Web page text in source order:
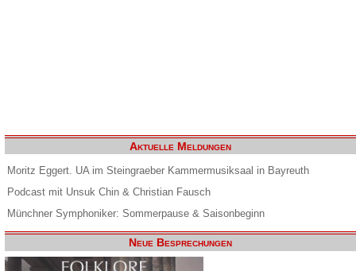
Aktuelle Meldungen
Moritz Eggert. UA im Steingraeber Kammermusiksaal in Bayreuth
Podcast mit Unsuk Chin & Christian Fausch
Münchner Symphoniker: Sommerpause & Saisonbeginn
Neue Besprechungen